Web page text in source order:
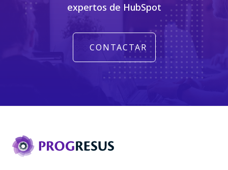
expertos de HubSpot
CONTACTAR